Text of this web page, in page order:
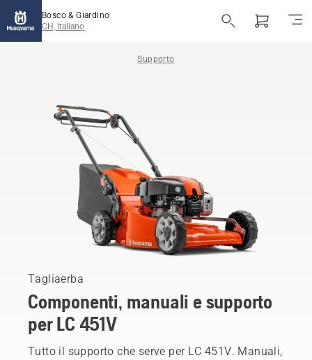
Bosco & Giardino
CH, Italiano
Supporto
Tagliaerba
Componenti, manuali e supporto
per LC 451V
Tutto il supporto che serve per LC 451V. Manuali,